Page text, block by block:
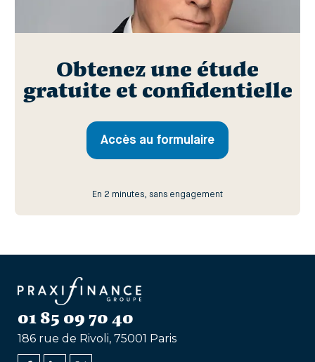
Obtenez une étude
gratuite et confidentielle
Accès au formulaire
En 2 minutes, sans engagement
01 85 09 70 40
186 rue de Rivoli, 75001 Paris